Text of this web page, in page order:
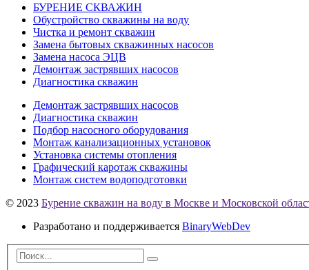
БУРЕНИЕ СКВАЖИН
Обустройство скважины на воду
Чистка и ремонт скважин
Замена бытовых скважинных насосов
Замена насоса ЭЦВ
Демонтаж застрявших насосов
Диагностика скважин
Демонтаж застрявших насосов
Диагностика скважин
Подбор насосного оборудования
Монтаж канализационных установок
Установка системы отопления
Графический каротаж скважины
Монтаж систем водоподготовки
© 2023 Бурение скважин на воду в Москве и Московской
Разработано и поддерживается BinaryWebDev